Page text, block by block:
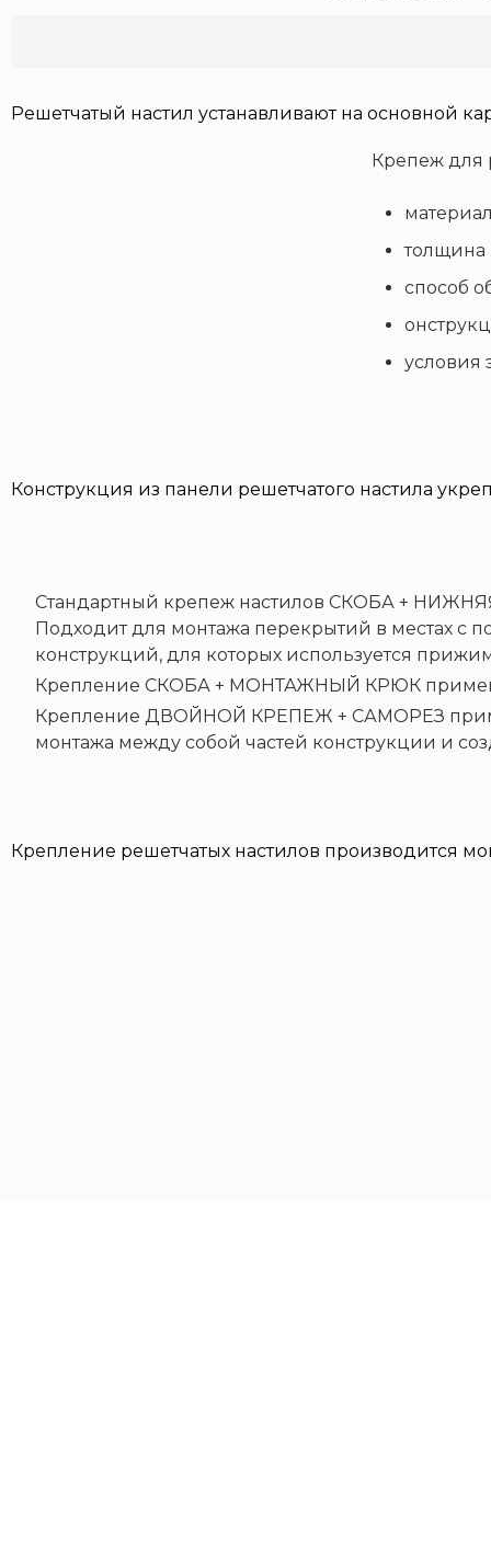
Решетчатый настил устанавливают на основной
Крепеж для
толщина
способ
условия
Конструкция из панели решетчатого настила
Стандартный крепеж настилов СКОБА +
Подходит для монтажа перекрытий в местах с
конструкций, для которых используется
Крепление СКОБА + МОНТАЖНЫЙ КРЮК
Крепление ДВОЙНОЙ КРЕПЕЖ + САМОРЕЗ
монтажа между собой частей конструкции и
Крепление решетчатых настилов производится